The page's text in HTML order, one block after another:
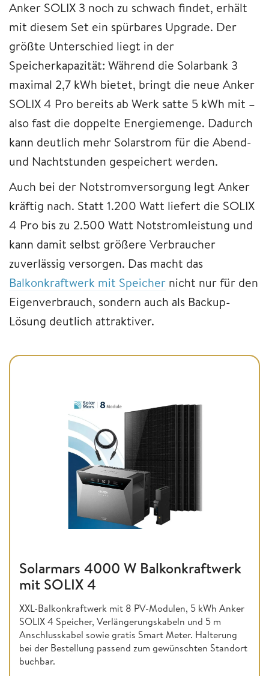
Anker SOLIX 3 noch zu schwach findet, erhält
mit diesem Set ein spürbares Upgrade. Der
größte Unterschied liegt in der
Speicherkapazität: Während die Solarbank 3
maximal 2,7 kWh bietet, bringt die neue Anker
SOLIX 4 Pro bereits ab Werk satte 5 kWh mit –
also fast die doppelte Energiemenge. Dadurch
kann deutlich mehr Solarstrom für die Abend-
und Nachtstunden gespeichert werden.
Auch bei der Notstromversorgung legt Anker
kräftig nach. Statt 1.200 Watt liefert die SOLIX
4 Pro bis zu 2.500 Watt Notstromleistung und
kann damit selbst größere Verbraucher
zuverlässig versorgen. Das macht das
Balkonkraftwerk mit Speicher nicht nur für den
Eigenverbrauch, sondern auch als Backup-
Lösung deutlich attraktiver.
Solarmars 4000 W Balkonkraftwerk
mit SOLIX 4
XXL-Balkonkraftwerk mit 8 PV-Modulen, 5 kWh Anker
SOLIX 4 Speicher, Verlängerungskabeln und 5 m
Anschlusskabel sowie gratis Smart Meter. Halterung
bei der Bestellung passend zum gewünschten Standort
buchbar.